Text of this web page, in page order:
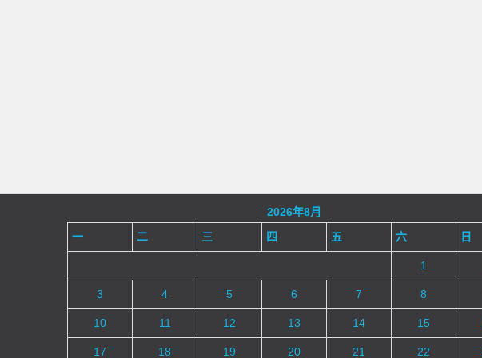
2026年8月
一
二 三 四 五 六 日
1
3 4 5 6 7 8
10 11 12 13 14 15
17 18 19 20 21 22